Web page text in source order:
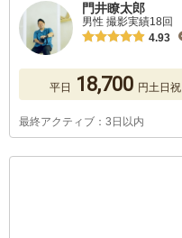
門井瞭太郎
男性 撮影実績18回
4.93
平日 18,700 円土日祝
最終アクティブ：3日以内